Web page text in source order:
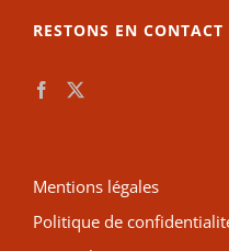
RESTONS EN CONTACT
Mentions légales
Politique de